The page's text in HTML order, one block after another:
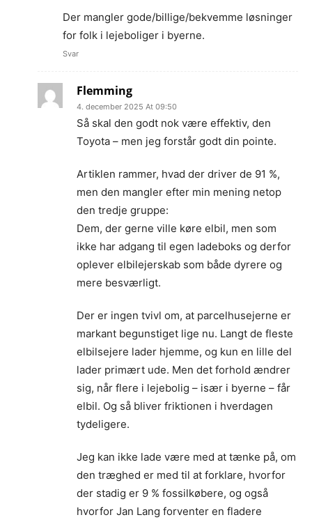
Der mangler gode/billige/bekvemme løsninger
for folk i lejeboliger i byerne.
Svar
Flemming
4. december 2025 At 09:50
Så skal den godt nok være effektiv, den
Toyota – men jeg forstår godt din pointe.
Artiklen rammer, hvad der driver de 91 %,
men den mangler efter min mening netop
den tredje gruppe:
Dem, der gerne ville køre elbil, men som
ikke har adgang til egen ladeboks og derfor
oplever elbilejerskab som både dyrere og
mere besværligt.
Der er ingen tvivl om, at parcelhusejerne er
markant begunstiget lige nu. Langt de fleste
elbilsejere lader hjemme, og kun en lille del
lader primært ude. Men det forhold ændrer
sig, når flere i lejebolig – især i byerne – får
elbil. Og så bliver friktionen i hverdagen
tydeligere.
Jeg kan ikke lade være med at tænke på, om
den træghed er med til at forklare, hvorfor
der stadig er 9 % fossilkøbere, og også
hvorfor Jan Lang forventer en fladere